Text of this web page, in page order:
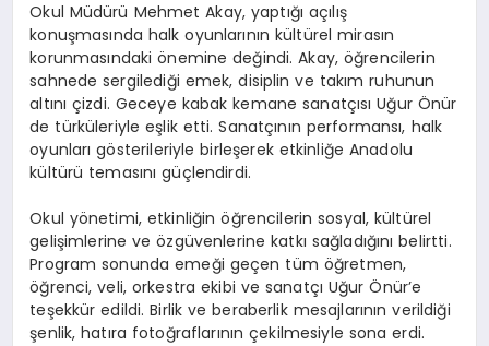
Okul Müdürü Mehmet Akay, yaptığı açılış
konuşmasında halk oyunlarının kültürel mirasın
korunmasındaki önemine değindi. Akay, öğrencilerin
sahnede sergilediği emek, disiplin ve takım ruhunun
altını çizdi. Geceye kabak kemane sanatçısı Uğur Önür
de türküleriyle eşlik etti. Sanatçının performansı, halk
oyunları gösterileriyle birleşerek etkinliğe Anadolu
kültürü temasını güçlendirdi.
Okul yönetimi, etkinliğin öğrencilerin sosyal, kültürel
gelişimlerine ve özgüvenlerine katkı sağladığını belirtti.
Program sonunda emeği geçen tüm öğretmen,
öğrenci, veli, orkestra ekibi ve sanatçı Uğur Önür’e
teşekkür edildi. Birlik ve beraberlik mesajlarının verildiği
şenlik, hatıra fotoğraflarının çekilmesiyle sona erdi.